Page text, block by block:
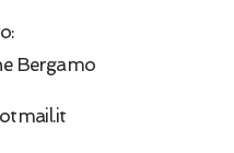
Bergamo